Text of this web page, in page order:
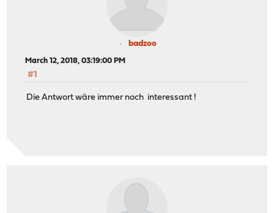
badzoo
March 12, 2018, 03:19:00 PM
#1
Die Antwort wäre immer noch interessant !